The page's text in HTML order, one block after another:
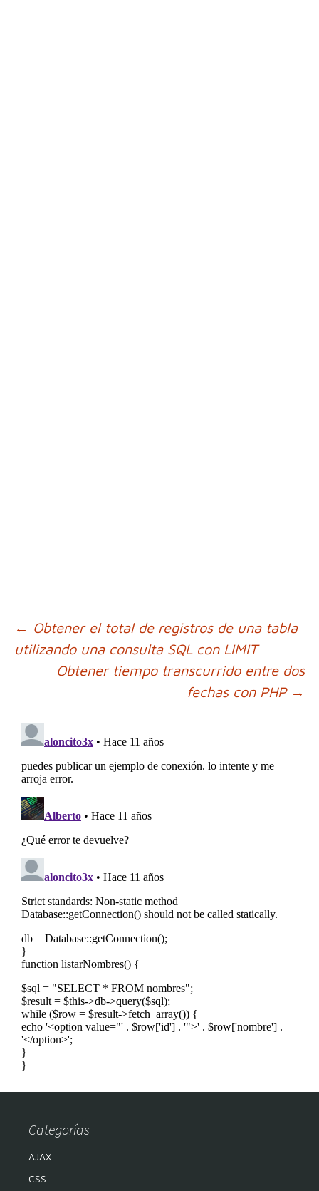
Ir
la
entrada
← Obtener el total de registros de una tabla
utilizando una consulta SQL con LIMIT
Obtener tiempo transcurrido entre dos
fechas con PHP →
Categorías
AJAX
CSS